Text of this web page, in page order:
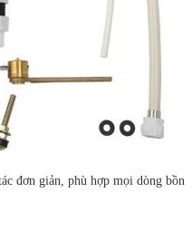
đơn giản, phù hợp mọi dòng bồn